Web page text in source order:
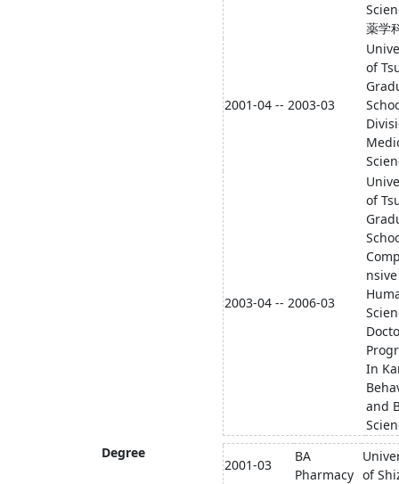
薬学
2001-04 -- 2003-03
of
2003-04 -- 2006-03
of
nsive
In
and
Degree
2001-03
BA
Pharmacy of